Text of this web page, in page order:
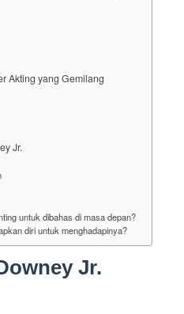
Akting yang Gemilang
Jr.
untuk dibahas di masa depan?
diri untuk menghadapinya?
Jr.